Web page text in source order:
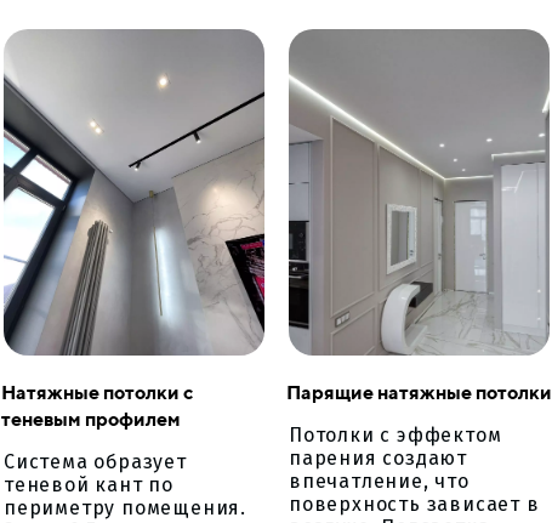
Натяжные потолки с
теневым профилем
Система образует
теневой кант по
периметру помещения.
Парящие натяжные потолки
Потолки с эффектом
парения создают
впечатление, что
поверхность зависает в